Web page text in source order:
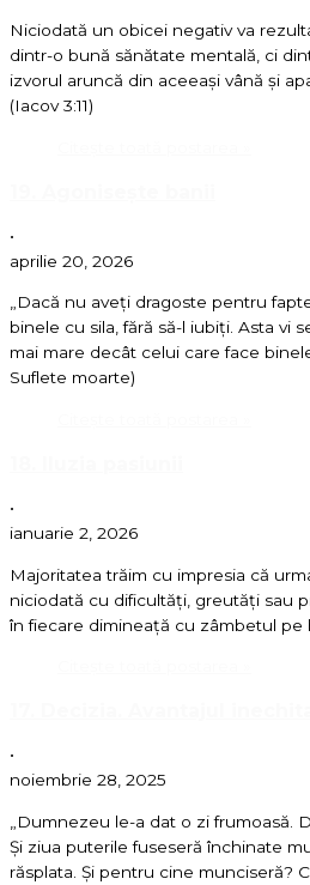
Niciodată un obicei negativ va
dintr-o bună sănătate mentală, ci
izvorul aruncă din aceeași vână și
(Iacov 3:11)
•
aprilie 20, 2026
„Dacă nu aveți dragoste pentru
binele cu sila, fără să-l iubiți. Asta vi
mai mare decât celui care face
Suflete moarte)
•
ianuarie 2, 2026
Majoritatea trăim cu impresia că
niciodată cu dificultăți, greutăți sau
în fiecare dimineață cu zâmbetul pe
•
noiembrie 28, 2025
„Dumnezeu le-a dat o zi frumoasă.
Și ziua puterile fuseseră închinate
răsplata. Și pentru cine munciseră?